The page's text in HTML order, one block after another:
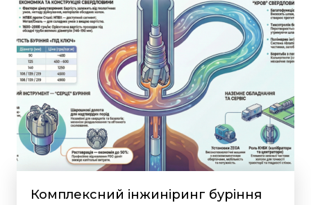
Комплексний інжиніринг буріння